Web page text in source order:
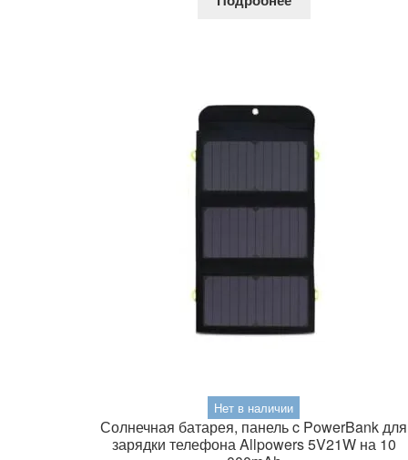
Нет в наличии
Солнечная батарея, панель c PowerBank для
зарядки телефона Allpowers 5V21W на 10